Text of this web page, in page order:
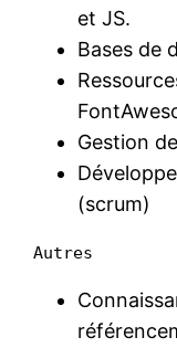
et JS.
Bases de
Gestion
(scrum)
Autres